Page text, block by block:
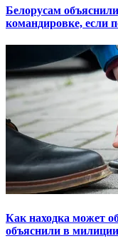
Белорусам
командировке, если
Как находка может
объяснили в милиции